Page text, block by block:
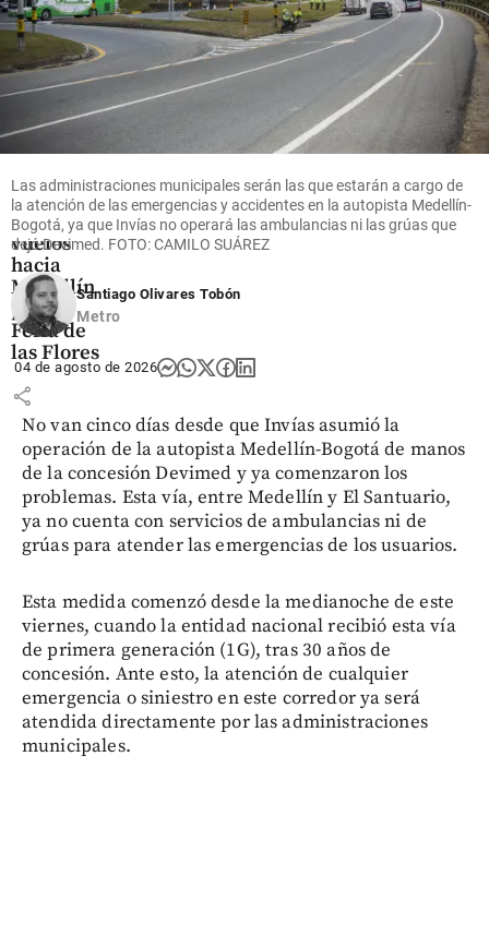
share
Wingo
opera 236
vuelos
hacia
Medellín
por la
Feria de
las Flores
share
Las administraciones municipales serán las que estarán a cargo de
la atención de las emergencias y accidentes en la autopista Medellín-
Bogotá, ya que Invías no operará las ambulancias ni las grúas que
dejó Devimed. FOTO: CAMILO SUÁREZ
Santiago Olivares Tobón
Metro
04 de agosto de 2026
No van cinco días desde que Invías asumió la
operación de la autopista Medellín-Bogotá de manos
de la concesión Devimed y ya comenzaron los
problemas. Esta vía, entre Medellín y El Santuario,
ya no cuenta con servicios de ambulancias ni de
grúas para atender las emergencias de los usuarios.
Esta medida comenzó desde la medianoche de este
viernes, cuando la entidad nacional recibió esta vía
de primera generación (1G), tras 30 años de
concesión. Ante esto, la atención de cualquier
emergencia o siniestro en este corredor ya será
atendida directamente por las administraciones
municipales.